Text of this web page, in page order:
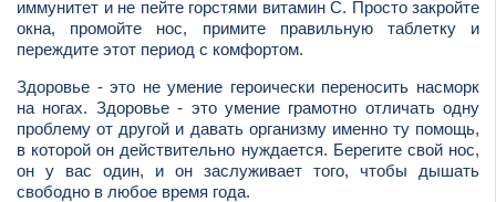
иммунитет и не пейте горстями витамин С. Просто закройте
окна, промойте нос, примите правильную таблетку и
переждите этот период с комфортом.
Здоровье - это не умение героически переносить насморк
на ногах. Здоровье - это умение грамотно отличать одну
проблему от другой и давать организму именно ту помощь,
в которой он действительно нуждается. Берегите свой нос,
он у вас один, и он заслуживает того, чтобы дышать
свободно в любое время года.